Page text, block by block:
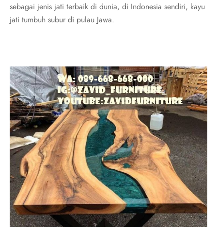
sebagai jenis jati terbaik di dunia, di Indonesia sendiri, kayu
jati tumbuh subur di pulau Jawa.